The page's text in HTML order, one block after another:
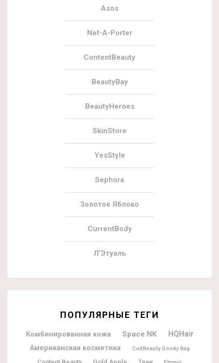
Asos
Net-A-Porter
ContentBeauty
BeautyBay
BeautyHeroes
SkinStore
YesStyle
Sephora
Золотое Яблоко
CurrentBody
Л’Этуаль
ПОПУЛЯРНЫЕ ТЕГИ
Комбинированная кожа Space NK HQHair
Американская косметика CultBeauty Goody Bag